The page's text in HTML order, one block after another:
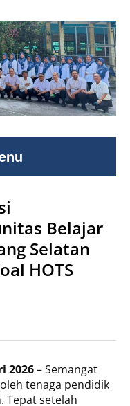
Belajar
Selatan
HOTS
2026– Semangat
tenaga pendidik
Tepat setelah